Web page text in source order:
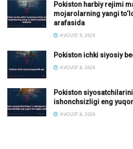
Pokiston harbiy rejimi
mojarolarning yangi
arafasida
AVGUST 5, 2026
Pokiston ichki siyosiy
AVGUST 4, 2026
Pokiston
ishonchsizligi eng
AVGUST 4, 2026